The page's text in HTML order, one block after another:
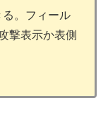
。フィール
撃表示か表側